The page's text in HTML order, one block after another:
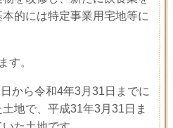
的には特定事業用宅地等に
す。
から令和4年3月31日までに
地で、平成31年3月31日ま